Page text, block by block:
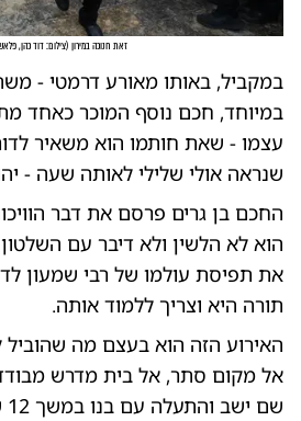
זאת חנוכה במירון (צילום: דוד כהן, פלאש
במקביל, באותו מאורע דרמטי -
במיוחד, חכם נוסף המוכר כאחד
עצמו - שאת חותמו הוא משאיר
שנראה אולי שלילי לאותה שעה -
החכם בן גרים פרסם את דבר
הוא לא הלשין ולא דיבר עם
את תפיסת עולמו של רבי שמעון
תורה היא וצריך ללמוד אותה.
האירוע הזה הוא בעצם מה שהוביל
אל מקום סתר, אל בית מדרש